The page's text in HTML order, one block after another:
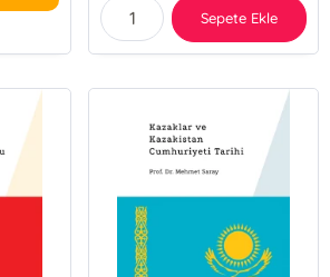
Sepete Ekle